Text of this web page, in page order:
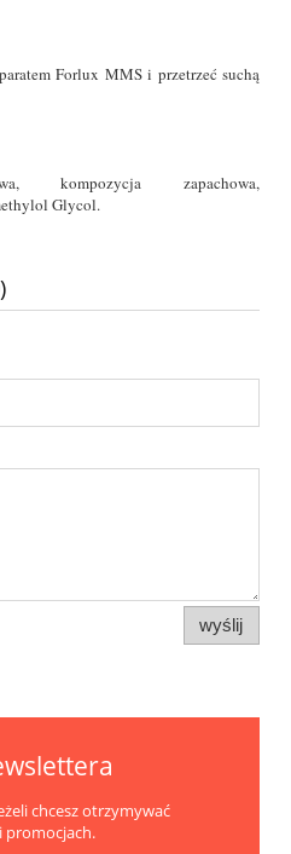
Forlux MMS i przetrzeć suchą
kompozycja zapachowa,
Glycol.
wyślij
chcesz otrzymywać
promocjach.